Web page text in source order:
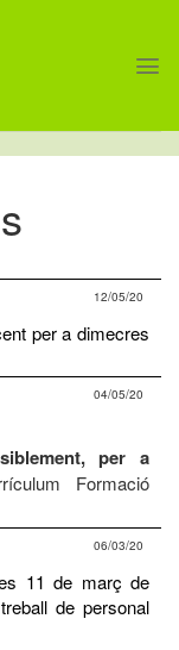
12/05/20
per a dimecres
04/05/20
per a
Formació
06/03/20
11 de març de
de personal